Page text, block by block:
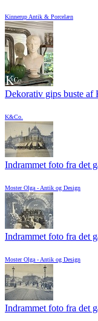
Kinnerup Antik & Porcelæn
Dekorativ gips buste af
K&Co.
Indrammet foto fra det
Moster Olga - Antik og Design
Indrammet foto fra det
Moster Olga - Antik og Design
Indrammet foto fra det